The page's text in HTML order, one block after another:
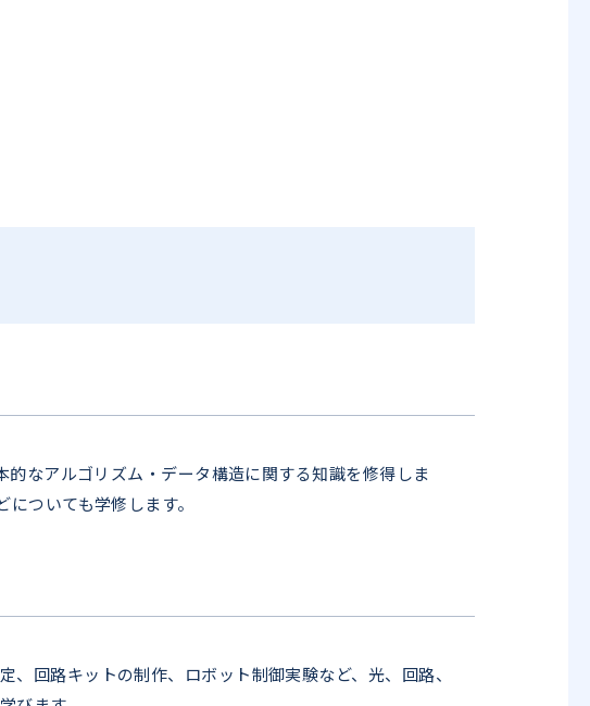
なアルゴリズム・データ構造に関する知識を修得しま
ついても学修します。
回路キットの制作、ロボット制御実験など、光、回路、